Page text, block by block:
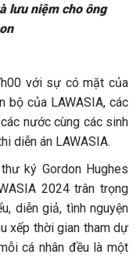
lưu niệm cho ông
với sự có mặt của
bộ của LAWASIA, các
nước cùng các sinh
diễn án LAWASIA.
ký Gordon Hughes
2024 trân trọng
diễn giả, tình nguyện
xếp thời gian tham dự
cá nhân đều là một